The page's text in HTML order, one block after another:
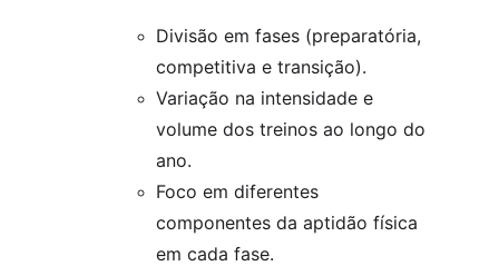
Divisão em fases (preparatória,
competitiva e transição).
Variação na intensidade e
volume dos treinos ao longo do
ano.
Foco em diferentes
componentes da aptidão física
em cada fase.